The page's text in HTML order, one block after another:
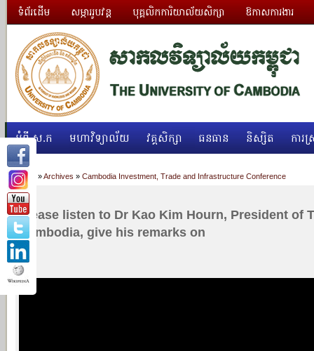
ទំព័រដើម សម្ភាររូបវន្ត បុគ្គលិកការិយាល័យសិក្សា ឱកាសការងារ
អំពី ស.ក មហាវិទ្យាល័យ វគ្គសិក្សា ធនធាន និស្សិត ការស្
Home »Archives » Cambodia Investment, Trade and Infrastructure Conference
Please listen to Dr Kao Kim Hourn, President of
Cambodia, give his remarks on